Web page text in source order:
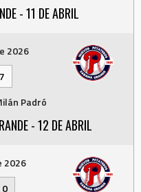
- 11 DE ABRIL
2026
7
Padró
- 12 DE ABRIL
2026
0